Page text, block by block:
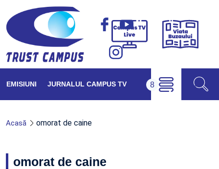
Campus
Viața
EMISIUNI JURNALUL CAMPUS TV
Acasă omorat de caine
omorat de caine